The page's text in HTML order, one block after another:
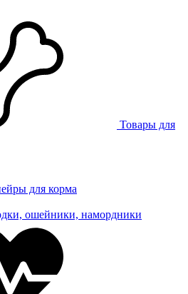
Товары для
для корма
ошейники, намордники